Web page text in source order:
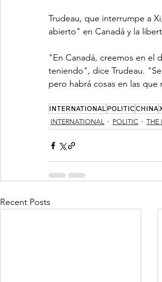
Trudeau, que interrumpe a
abierto" en Canadá y la
"En Canadá, creemos en el
teniendo", dice Trudeau.
pero habrá cosas en las
INTERNATIONALPOLITICCHINA
INTERNATIONAL
POLITIC THE
Recent Posts